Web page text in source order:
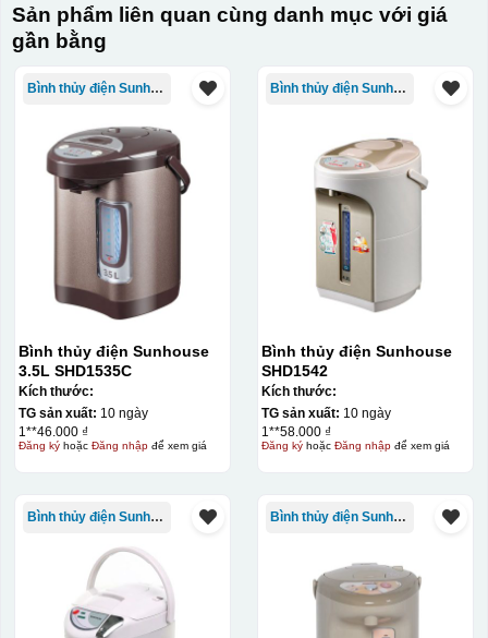
Sản phẩm liên quan cùng danh mục với giá
gần bằng
Bình thủy điện Sunhouse
Bình thủy điện Sunhouse
3.5L SHD1535C
Kích thước:
TG sản xuất: 10 ngày
1**46.000 ₫
Đăng kýhoặc Đăng nhậpđể xem giá
Bình thủy điện Sunhouse
Bình thủy điện Sunhouse
SHD1542
Kích thước:
TG sản xuất: 10 ngày
1**58.000 ₫
Đăng kýhoặc Đăng nhậpđể xem giá
Bình thủy điện Sunhouse Bình thủy điện Sunhouse